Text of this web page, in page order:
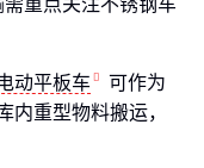
重点关注不锈钢车
动平板车
可作为
内重型物料搬运，